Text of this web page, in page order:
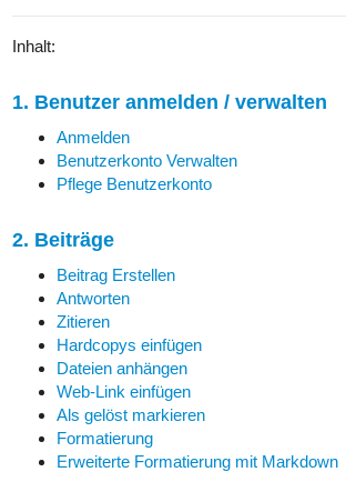
Inhalt:
1. Benutzer anmelden / verwalten
Anmelden
Benutzerkonto Verwalten
Pflege Benutzerkonto
2. Beiträge
Beitrag Erstellen
Antworten
Zitieren
Hardcopys einfügen
Dateien anhängen
Web-Link einfügen
Als gelöst markieren
Formatierung
Erweiterte Formatierung mit Markdown